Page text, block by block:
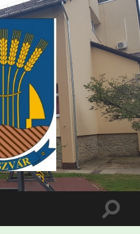
szaszsuli.hu
Toggle